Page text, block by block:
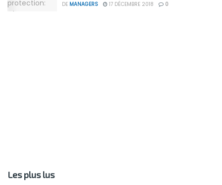
DE MANAGERS 17 DÉCEMBRE 2018 0
Les plus lus